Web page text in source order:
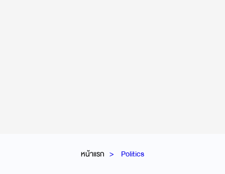
หน้าแรก Politics